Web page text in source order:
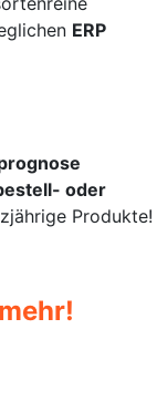
ERP
oder
Produkte!